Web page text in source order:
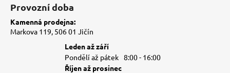
Provozní doba
Kamenná prodejna:
Markova 119, 506 01 Jičín
Leden až září
Pondělí až pátek 8:00 - 16:00
Říjen až prosinec